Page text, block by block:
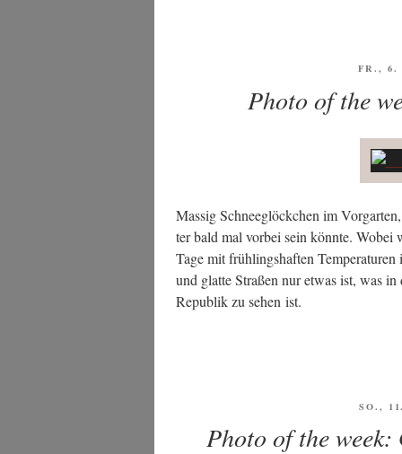
FR., 6.
Photo of the
Mas­sig Schnee­glöck­chen im
ter bald mal vor­bei sein könn­te.
Tage mit früh­lings­haf­ten
und glat­te Stra­ßen nur etwas ist, was
Repu­blik zu sehen ist.
SO.,
Photo of the